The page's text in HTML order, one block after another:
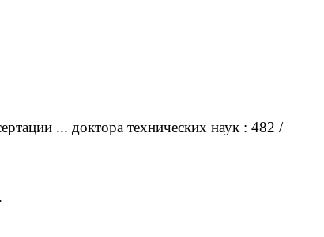
... доктора технических наук : 482 /